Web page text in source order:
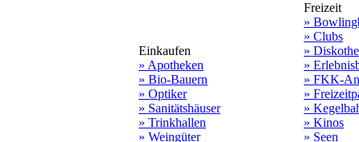
Einkaufen
» Apotheken
» Bio-Bauern
» Optiker
» Sanitätshäuser
» Trinkhallen
» Weingüter
Freizeit
»
» Clubs
»
»
» FKK-
»
»
» Kinos
» Seen